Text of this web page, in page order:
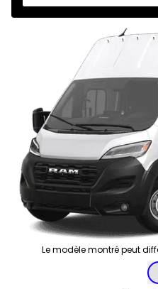
Le modèle montré peut